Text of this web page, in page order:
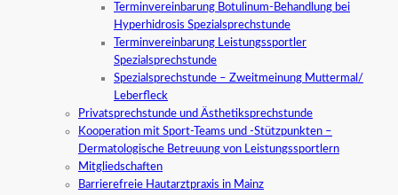
Terminvereinbarung Botulinum-Behandlung bei
Hyperhidrosis Spezialsprechstunde
Terminvereinbarung Leistungssportler
Spezialsprechstunde
Spezialsprechstunde – Zweitmeinung Muttermal/
Leberfleck
Privatsprechstunde und Ästhetiksprechstunde
Kooperation mit Sport-Teams und -Stützpunkten –
Dermatologische Betreuung von Leistungssportlern
Mitgliedschaften
Barrierefreie Hautarztpraxis in Mainz